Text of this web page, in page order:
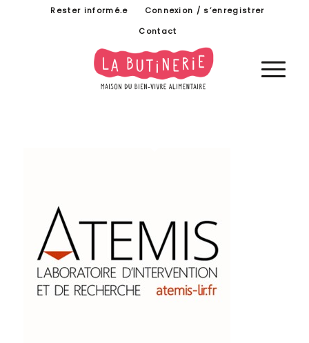
Rester informé.e
Connexion / s’enregistrer
Contact